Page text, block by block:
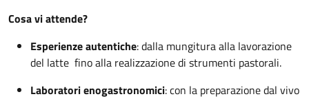
Cosa vi attende?
Esperienze autentiche: dalla mungitura alla lavorazione
del latte fino alla realizzazione di strumenti pastorali.
Laboratori enogastronomici: con la preparazione dal vivo